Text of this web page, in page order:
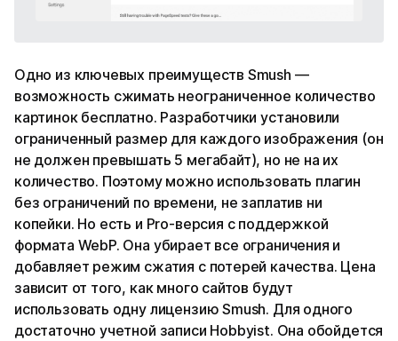
Одно из ключевых преимуществ Smush —
возможность сжимать неограниченное количество
картинок бесплатно. Разработчики установили
ограниченный размер для каждого изображения (он
не должен превышать 5 мегабайт), но не на их
количество. Поэтому можно использовать плагин
без ограничений по времени, не заплатив ни
копейки. Но есть и Pro-версия с поддержкой
формата WebP. Она убирает все ограничения и
добавляет режим сжатия с потерей качества. Цена
зависит от того, как много сайтов будут
использовать одну лицензию Smush. Для одного
достаточно учетной записи Hobbyist. Она обойдется